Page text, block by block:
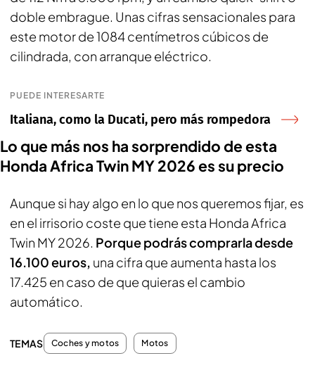
doble embrague. Unas cifras sensacionales para
este motor de 1084 centímetros cúbicos de
cilindrada, con arranque eléctrico.
PUEDE INTERESARTE
Italiana, como la Ducati, pero más rompedora
Lo que más nos ha sorprendido de esta
Honda Africa Twin MY 2026 es su precio
Aunque si hay algo en lo que nos queremos fijar, es
en el irrisorio coste que tiene esta Honda Africa
Twin MY 2026. Porque podrás comprarla desde
16.100 euros, una cifra que aumenta hasta los
17.425 en caso de que quieras el cambio
automático.
TEMAS Coches y motos Motos